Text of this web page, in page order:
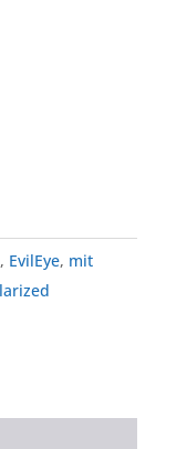
, EvilEye, mit